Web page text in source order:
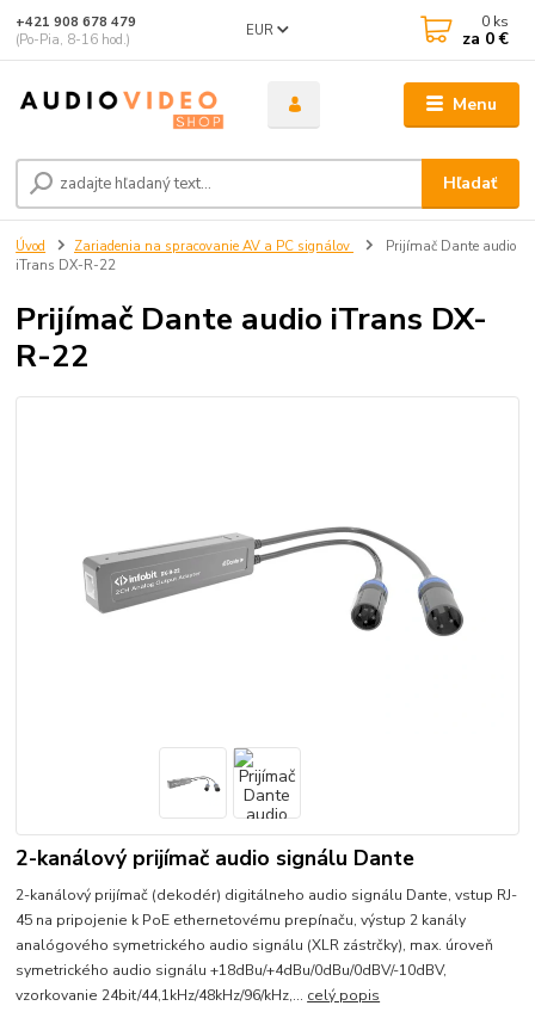
Menu
EUR
Hľadať
+421 908 678 479
(Po-Pia, 8-16 hod.)
0 ks
za 0 €
Úvod Zariadenia na spracovanie AV a PC signálov
Prijímač Dante audio
iTrans DX-R-22
Prijímač Dante audio iTrans DX-
R-22
2-kanálový prijímač audio signálu Dante
2-kanálový prijímač (dekodér) digitálneho audio signálu Dante, vstup RJ-
45 na pripojenie k PoE ethernetovému prepínaču, výstup 2 kanály
analógového symetrického audio signálu (XLR zástrčky), max. úroveň
symetrického audio signálu +18dBu/+4dBu/0dBu/0dBV/-10dBV,
vzorkovanie 24bit/44,1kHz/48kHz/96/kHz,... celý popis